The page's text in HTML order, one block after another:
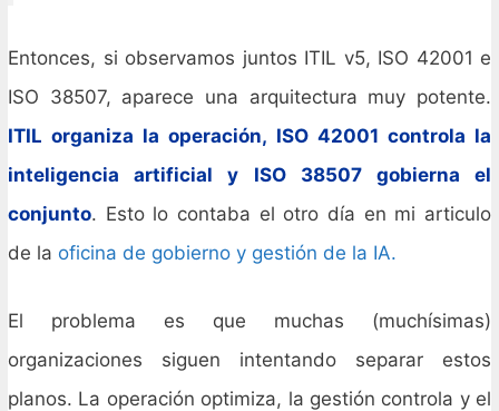
Entonces, si observamos juntos ITIL v5, ISO 42001 e
ISO 38507, aparece una arquitectura muy potente.
ITIL organiza la operación, ISO 42001 controla la
inteligencia artificial y ISO 38507 gobierna el
conjunto. Esto lo contaba el otro día en mi articulo
de la oficina de gobierno y gestión de la IA.
El problema es que muchas (muchísimas)
organizaciones siguen intentando separar estos
planos. La operación optimiza, la gestión controla y el